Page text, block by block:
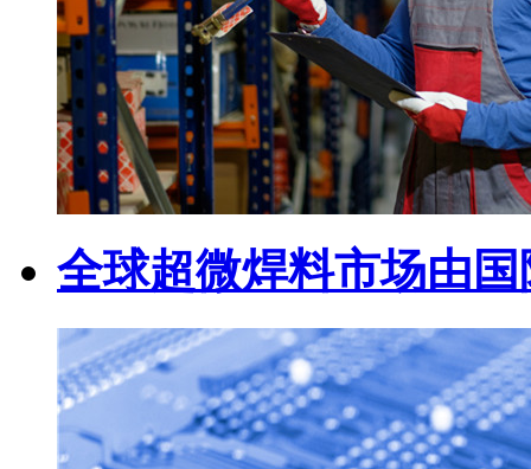
全球超微焊料市场由